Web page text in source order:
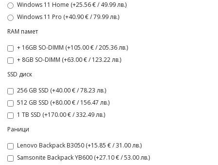
Windows 11 Home (+25.56 € / 49.99 лв.)
Windows 11 Pro (+40.90 € / 79.99 лв.)
RAM памет
+ 16GB SO-DIMM (+105.00 € / 205.36 лв.)
+ 8GB SO-DIMM (+63.00 € / 123.22 лв.)
SSD диск
256 GB SSD (+40.00 € / 78.23 лв.)
512 GB SSD (+80.00 € / 156.47 лв.)
1 TB SSD (+170.00 € / 332.49 лв.)
Раници
Lenovo Backpack B3050 (+15.85 € / 31.00 лв.)
Samsonite Backpack YB600 (+27.10 € / 53.00 лв.)